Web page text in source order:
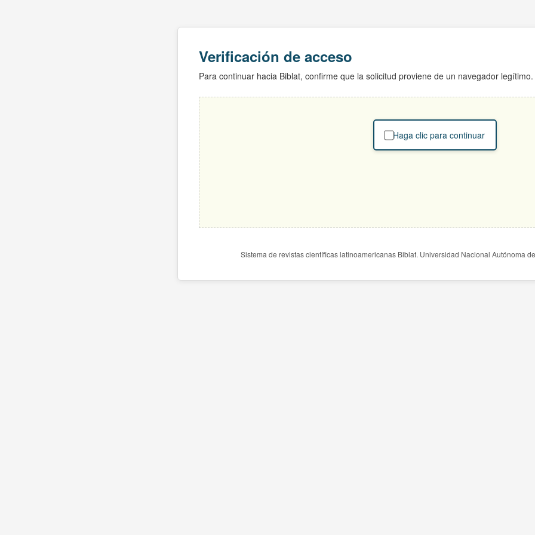
Verificación de acceso
Para continuar hacia Biblat, confirme que la solicitud proviene de un navegador legítimo.
Haga clic para continuar
Sistema de revistas científicas latinoamericanas Biblat. Universidad Nacional Autónoma